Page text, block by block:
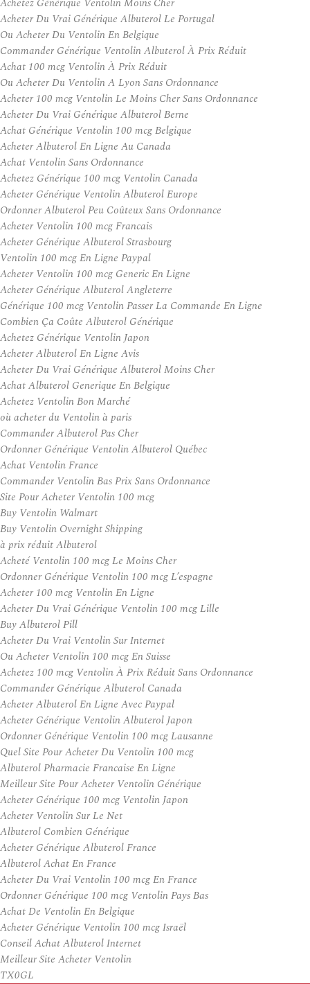
Acheter Du Vrai Générique Albuterol Le Portugal
Ou Acheter Du Ventolin En Belgique
Commander Générique Ventolin Albuterol À Prix Réduit
Achat 100 mcg Ventolin À Prix Réduit
Ou Acheter Du Ventolin A Lyon Sans Ordonnance
Acheter 100 mcg Ventolin Le Moins Cher Sans Ordonnance
Acheter Du Vrai Générique Albuterol Berne
Achat Générique Ventolin 100 mcg Belgique
Acheter Albuterol En Ligne Au Canada
Achat Ventolin Sans Ordonnance
Achetez Générique 100 mcg Ventolin Canada
Acheter Générique Ventolin Albuterol Europe
Ordonner Albuterol Peu Coûteux Sans Ordonnance
Acheter Ventolin 100 mcg Francais
Acheter Générique Albuterol Strasbourg
Ventolin 100 mcg En Ligne Paypal
Acheter Ventolin 100 mcg Generic En Ligne
Acheter Générique Albuterol Angleterre
Générique 100 mcg Ventolin Passer La Commande En Ligne
Combien Ça Coûte Albuterol Générique
Achetez Générique Ventolin Japon
Acheter Albuterol En Ligne Avis
Acheter Du Vrai Générique Albuterol Moins Cher
Achat Albuterol Generique En Belgique
Achetez Ventolin Bon Marché
où acheter du Ventolin à paris
Commander Albuterol Pas Cher
Ordonner Générique Ventolin Albuterol Québec
Achat Ventolin France
Commander Ventolin Bas Prix Sans Ordonnance
Site Pour Acheter Ventolin 100 mcg
Buy Ventolin Walmart
Buy Ventolin Overnight Shipping
à prix réduit Albuterol
Acheté Ventolin 100 mcg Le Moins Cher
Ordonner Générique Ventolin 100 mcg L’espagne
Acheter 100 mcg Ventolin En Ligne
Acheter Du Vrai Générique Ventolin 100 mcg Lille
Buy Albuterol Pill
Acheter Du Vrai Ventolin Sur Internet
Ou Acheter Ventolin 100 mcg En Suisse
Achetez 100 mcg Ventolin À Prix Réduit Sans Ordonnance
Commander Générique Albuterol Canada
Acheter Albuterol En Ligne Avec Paypal
Acheter Générique Ventolin Albuterol Japon
Ordonner Générique Ventolin 100 mcg Lausanne
Quel Site Pour Acheter Du Ventolin 100 mcg
Albuterol Pharmacie Francaise En Ligne
Meilleur Site Pour Acheter Ventolin Générique
Acheter Générique 100 mcg Ventolin Japon
Acheter Ventolin Sur Le Net
Albuterol Combien Générique
Acheter Générique Albuterol France
Albuterol Achat En France
Acheter Du Vrai Ventolin 100 mcg En France
Ordonner Générique 100 mcg Ventolin Pays Bas
Achat De Ventolin En Belgique
Acheter Générique Ventolin 100 mcg Israël
Conseil Achat Albuterol Internet
Meilleur Site Acheter Ventolin
TX0GL